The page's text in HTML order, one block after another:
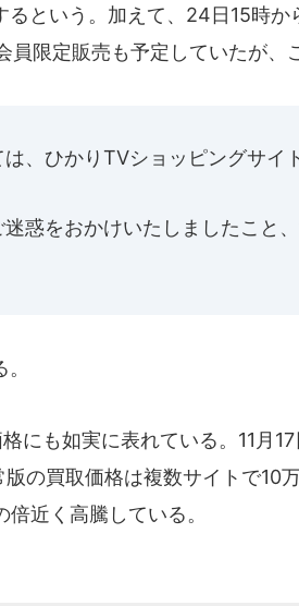
るという。加えて、24日15時
限定販売も予定していたが、
は、ひかりTVショッピングサイ
迷惑をおかけいたしましたこと
にも如実に表れている。11月
の買取価格は複数サイトで10
近く高騰している。